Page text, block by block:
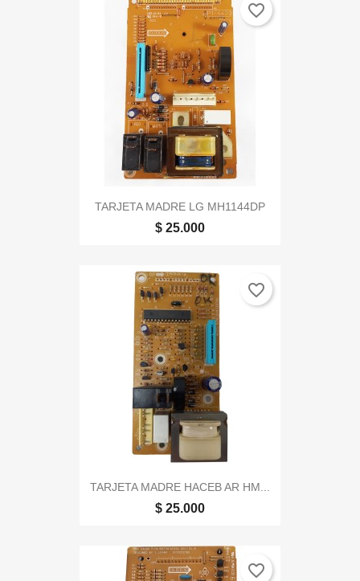
TARJETA MADRE LG MH1144DP
$ 25.000
favorite_border
TARJETA MADRE HACEB AR HM...
$ 25.000
favorite_border
favorite_border